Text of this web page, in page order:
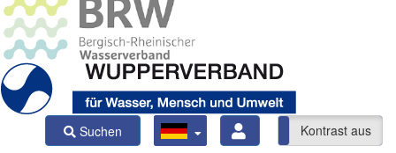
Suchen Kontrast ein Kontrast aus